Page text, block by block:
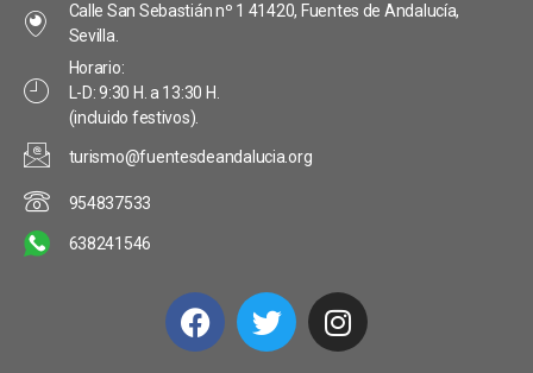
Calle San Sebastián nº 1 41420, Fuentes de Andalucía,
Sevilla.
Horario:
L-D: 9:30 H. a 13:30 H.
(incluido festivos).
turismo@fuentesdeandalucia.org
954837533
638241546